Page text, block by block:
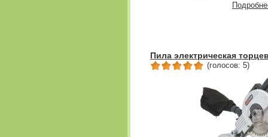
Пила электрическая
(голосов: 5)